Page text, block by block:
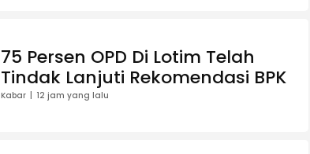
75 Persen OPD Di Lotim Telah
Tindak Lanjuti Rekomendasi BPK
Kabar 12 jam yang lalu